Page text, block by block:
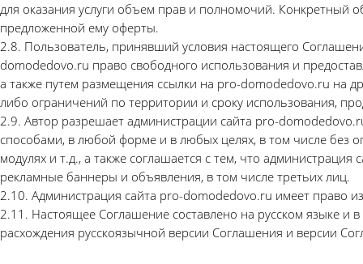
для оказания услуги объем прав и полномочий. Конкретный
предложенной ему оферты.
2.8. Пользователь, принявший условия настоящего
domodedovo.ru право свободного использования и
а также путем размещения ссылки на pro-domodedovo.ru на
либо ограничений по территории и сроку использования,
2.9. Автор разрешает администрации сайта pro-
способами, в любой форме и в любых целях, в том числе без
модулях и т.д., а также соглашается с тем, что
рекламные баннеры и объявления, в том числе третьих лиц.
2.10. Администрация сайта pro-domodedovo.ru имеет право
2.11. Настоящее Соглашение составлено на русском языке и
расхождения русскоязычной версии Соглашения и версии